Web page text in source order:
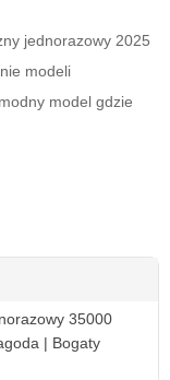
jednorazowy 2025
modeli
model gdzie
35000
| Bogaty